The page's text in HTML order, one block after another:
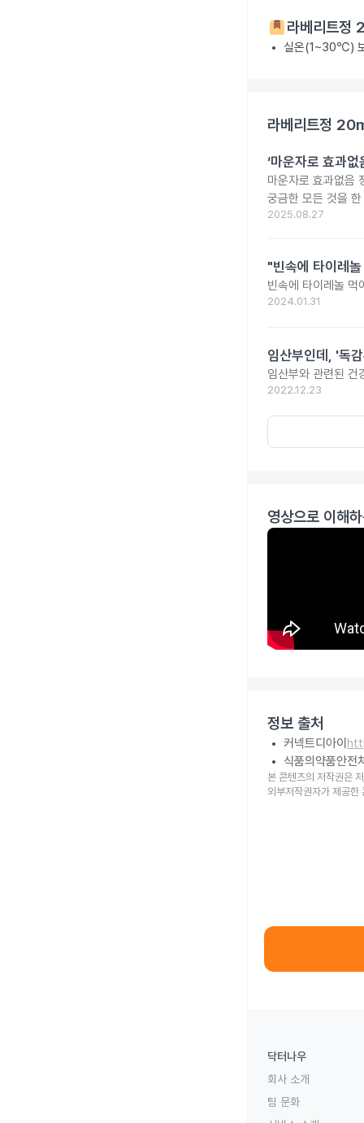
라베리트정
실온(1~30℃)
라베리트정
‘마운자로 효과
마운자로 효과없음
궁금한 모든 것을
2025.08.27
"빈속에 타이레
빈속에 타이레놀 먹
2024.01.31
임산부인데, '독
임산부와 관련된 건
2022.12.23
영상으로 이해
정보 출처
커넥트디아이
식품의약품안전
본 콘텐츠의 저작권은
외부저작권자가 제공한
닥터나우
회사 소개
팀 문화